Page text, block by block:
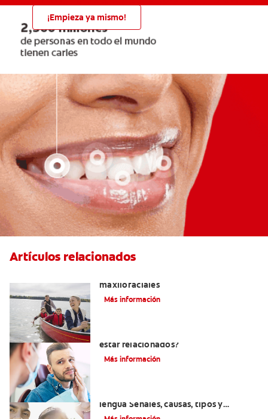
¡Empieza ya mismo!
Artículos relacionados
maxilofaciales
Más información
estar relacionados?
Más información
lengua Señales, causas, tipos y
tratamiento